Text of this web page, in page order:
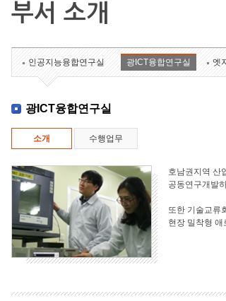
부서 소개
인공지능융합연구실 광ICT융합연구실 엣
광ICT융합연구실
소개 수행업무
호남권지역 산
공동연구개발
또한 기술교류
현장 밀착형